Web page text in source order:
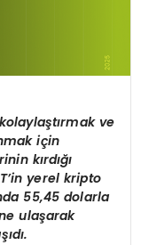
ve
için
kırdığı
yerel kripto
55,45 dolarla
ulaşarak